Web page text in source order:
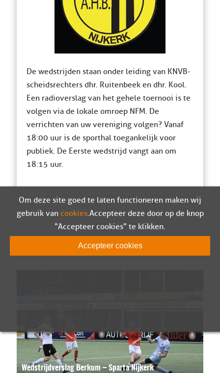
De wedstrijden staan onder leiding van KNVB-
scheidsrechters dhr. Ruitenbeek en dhr. Kool.
Een radioverslag van het gehele toernooi is te
volgen via de lokale omroep NFM. De
verrichten van uw vereniging volgen? Vanaf
18:00 uur is de sporthal toegankelijk voor
publiek. De Eerste wedstrijd vangt aan om
18:15 uur.
Wedstrijdverslag Berkum – Sparta Nijkerk
Om deze site goed te laten functioneren maken wij
gebruik van cookies. Accepteer deze door op de knop
"Accepteer cookies" te klikken.
Accepteer cookies